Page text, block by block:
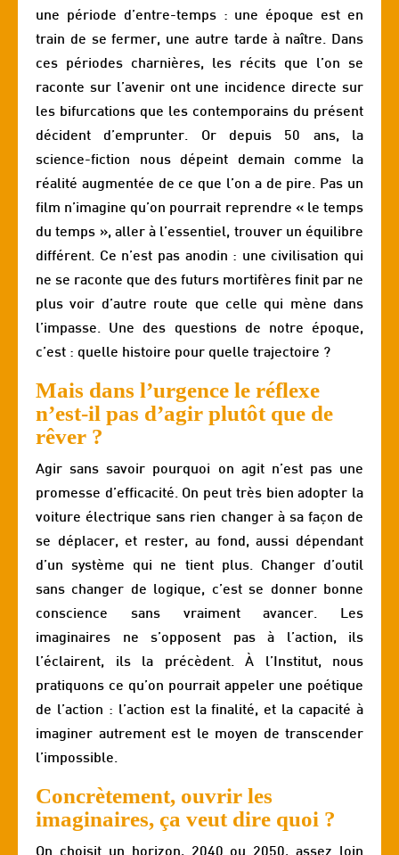
une période d’entre-temps : une époque est en
train de se fermer, une autre tarde à naître. Dans
ces périodes charnières, les récits que l’on se
raconte sur l’avenir ont une incidence directe sur
les bifurcations que les contemporains du présent
décident d’emprunter. Or depuis 50 ans, la
science-fiction nous dépeint demain comme la
réalité augmentée de ce que l’on a de pire. Pas un
film n’imagine qu’on pourrait reprendre « le temps
du temps », aller à l’essentiel, trouver un équilibre
différent. Ce n’est pas anodin : une civilisation qui
ne se raconte que des futurs mortifères finit par ne
plus voir d’autre route que celle qui mène dans
l’impasse. Une des questions de notre époque,
c’est : quelle histoire pour quelle trajectoire ?
Mais dans l’urgence le réflexe
n’est-il pas d’agir plutôt que de
rêver ?
Agir sans savoir pourquoi on agit n’est pas une
promesse d’efficacité. On peut très bien adopter la
voiture électrique sans rien changer à sa façon de
se déplacer, et rester, au fond, aussi dépendant
d’un système qui ne tient plus. Changer d’outil
sans changer de logique, c’est se donner bonne
conscience sans vraiment avancer. Les
imaginaires ne s’opposent pas à l’action, ils
l’éclairent, ils la précèdent. À l’Institut, nous
pratiquons ce qu’on pourrait appeler une poétique
de l’action : l’action est la finalité, et la capacité à
imaginer autrement est le moyen de transcender
l’impossible.
Concrètement, ouvrir les
imaginaires, ça veut dire quoi ?